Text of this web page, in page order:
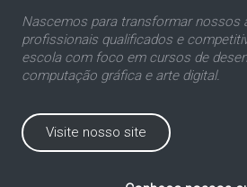
Nascemos para transformar nossos
profissionais qualificados e
escola com foco em cursos de
computação gráfica e arte digital.
Visite nosso site